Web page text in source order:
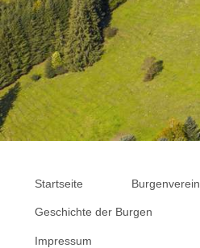
Startseite Burgenverein
Geschichte der Burgen
Impressum